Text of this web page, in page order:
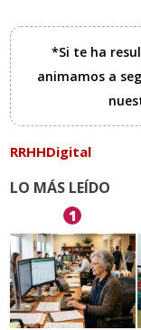
*Si te ha
animamos a
RRHHDigital
LO MÁS LEÍDO
1